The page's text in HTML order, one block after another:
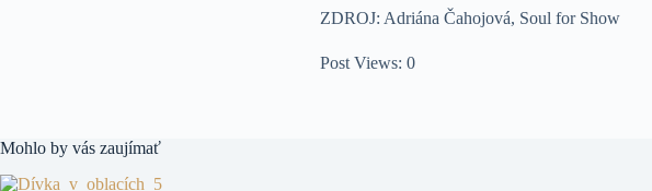
ZDROJ: Adriána Čahojová, Soul for Show
Post Views: 0
Mohlo by vás zaujímať